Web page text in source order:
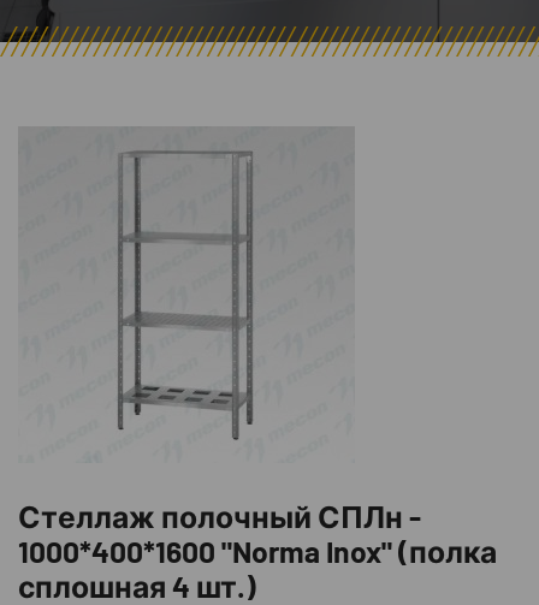
Стеллаж полочный СПЛн -
1000*400*1600 "Norma Inox" (полка
сплошная 4 шт.)